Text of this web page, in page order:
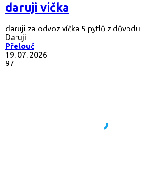
daruji víčka
daruji za odvoz víčka 5 pytlů z
Daruji
Přelouč
19. 07. 2026
97